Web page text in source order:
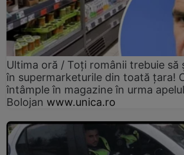
Ultima oră / Toți românii trebuie să
în supermarketurile din toată țara!
întâmple în magazine în urma
Bolojan www.unica.ro